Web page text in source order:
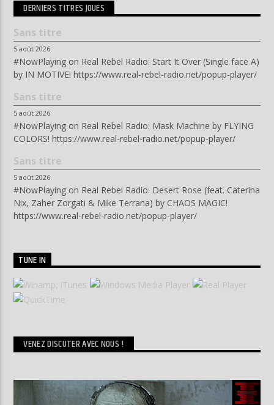
DERNIERS TITRES JOUÉS
Sans titre
5 août 2026
#NowPlaying on Real Rebel Radio: Start It Over (Single face A)
by IN MOTIVE! https://www.real-rebel-radio.net/popup-player/
Sans titre
5 août 2026
#NowPlaying on Real Rebel Radio: Mask Machine by FLYING
COLORS! https://www.real-rebel-radio.net/popup-player/
Sans titre
5 août 2026
#NowPlaying on Real Rebel Radio: Desert Rose (feat. Caterina
Nix, Zaher Zorgati & Mike Terrana) by CHAOS MAGIC!
https://www.real-rebel-radio.net/popup-player/
TUNE IN
VENEZ DISCUTER AVEC NOUS !